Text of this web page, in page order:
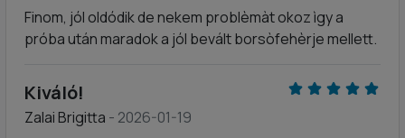
Finom, jól oldódik de nekem problèmàt okoz ìgy a
próba után maradok a jól bevált borsòfehèrje mellett.
Kiváló!
Zalai Brigitta - 2026-01-19